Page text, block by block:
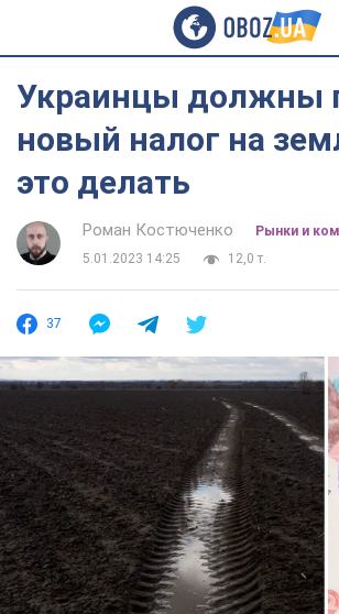
Украинцы должны
новый налог на
это делать
Роман Костюченко
Рынки и
5.01.2023 14:25
12,0 т.
37